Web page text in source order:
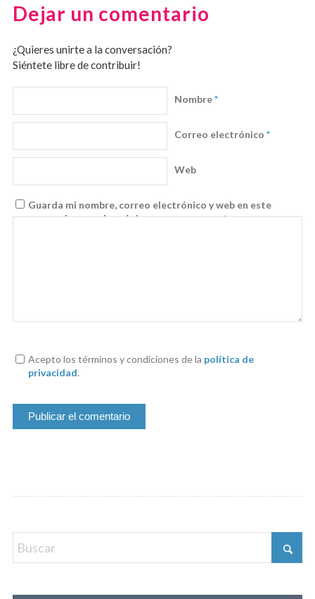
Dejar un comentario
¿Quieres unirte a la conversación?
Siéntete libre de contribuir!
Nombre*
Correo electrónico *
Web
Guarda mi nombre, correo electrónico y web en este
navegador para la próxima vez que comente.
Acepto los términos y condiciones de la política de
privacidad.